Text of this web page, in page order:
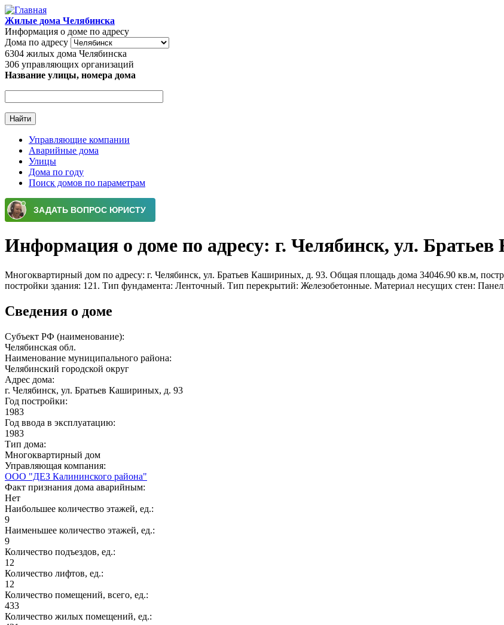
Перейти к основному содержанию
Жилые дома Челябинска
Информация о доме по адресу
Дома по адресу
6304 жилых дома Челябинска
306 управляющих организаций
Название улицы, номера дома
Главное меню
Управляющие компании
Аварийные дома
Улицы
Дома по году
Поиск домов по параметрам
Информация о доме по адресу: г. Челябинск, ул.
Многоквартирный дом по адресу: г. Челябинск, ул. Братьев Кашириных, д. 93. Общая площадь дома 34046.90 кв.м,
постройки здания: 121. Тип фундамента: Ленточный. Тип перекрытий: Железобетонные. Материал несущих стен:
Сведения о доме
Субъект РФ (наименование):
Челябинская обл.
Наименование муниципального района:
Челябинский городской округ
Адрес дома:
г. Челябинск, ул. Братьев Кашириных, д. 93
Год постройки:
1983
Год ввода в эксплуатацию:
1983
Тип дома:
Многоквартирный дом
Управляющая компания:
ООО "ДЕЗ Калининского района"
Факт признания дома аварийным:
Нет
Наибольшее количество этажей, ед.:
9
Наименьшее количество этажей, ед.:
9
Количество подъездов, ед.:
12
Количество лифтов, ед.:
12
Количество помещений, всего, ед.:
433
Количество жилых помещений, ед.: